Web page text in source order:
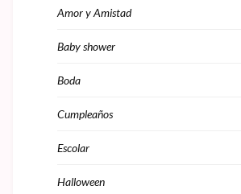
Amor y Amistad
Baby shower
Boda
Cumpleaños
Escolar
Halloween